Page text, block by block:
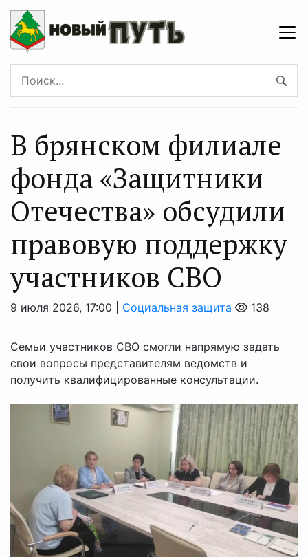
В брянском филиале
фонда «Защитники
Отечества» обсудили
правовую поддержку
участников СВО
9 июля 2026, 17:00 | Социальная защита 138
Семьи участников СВО смогли напрямую задать
свои вопросы представителям ведомств и
получить квалифицированные консультации.